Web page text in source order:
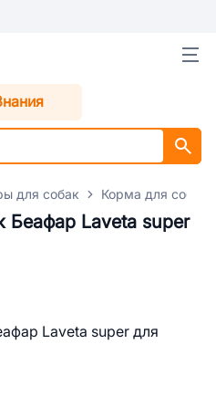
для собак Корма для собак
Беафар Laveta super